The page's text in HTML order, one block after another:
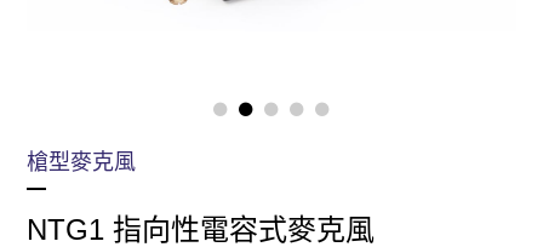
槍型麥克風
NTG1 指向性電容式麥克風